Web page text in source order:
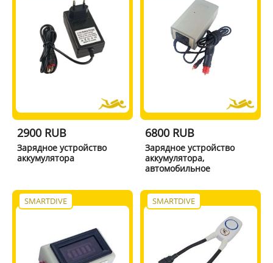
2900 RUB
Зарядное устройство
аккумулятора
6800 RUB
Зарядное устройство
аккумулятора,
автомобильное
SMARTDIVE SMARTDIVE